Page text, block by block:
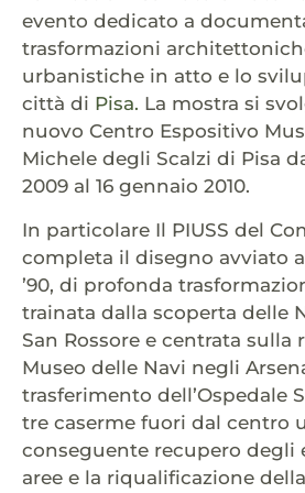
evento dedicato a
trasformazioni
urbanistiche in atto e lo
città di Pisa. La mostra si
nuovo Centro Espositivo
Michele degli Scalzi di Pisa
2009 al 16 gennaio 2010.
In particolare Il PIUSS del
completa il disegno avviato
’90, di profonda
trainata dalla scoperta delle
San Rossore e centrata sulla
Museo delle Navi negli
trasferimento dell’Ospedale
tre caserme fuori dal centro
conseguente recupero degli
aree e la riqualificazione